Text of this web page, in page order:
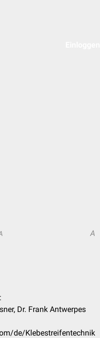
A
Dr. Frank Antwerpes
de/Klebestreifentechnik